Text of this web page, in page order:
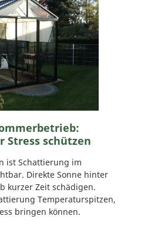
Stress schützen
ist Schattierung im
Direkte Sonne hinter
kurzer Zeit schädigen.
Temperaturspitzen,
bringen können.